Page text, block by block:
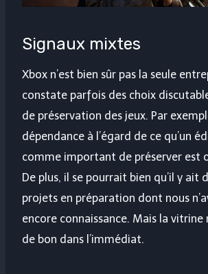
Signaux mixtes
Xbox n’est bien sûr pas la seule
constate parfois des choix
de préservation des jeux. Par
dépendance à l’égard de ce qu’un
comme important de préserver est
De plus, il se pourrait bien qu’il y ait
projets en préparation dont nous
encore connaissance. Mais la vitrine
de bon dans l’immédiat.